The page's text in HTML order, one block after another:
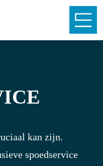
kan zijn.
spoedservice